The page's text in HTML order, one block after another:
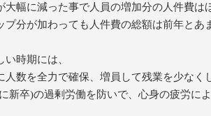
大幅に減った事で人員の増加分の人件費は
プ分が加わっても人件費の総額は前年とあ
い時期には、
人数を全力で確保、増員して残業を少なく
新卒)の過剰労働を防いで、心身の疲労に